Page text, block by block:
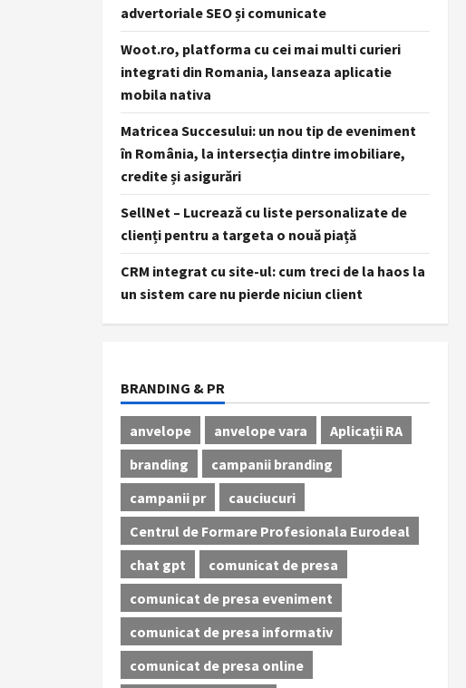
advertoriale SEO și comunicate
Woot.ro, platforma cu cei mai multi curieri
integrati din Romania, lanseaza aplicatie
mobila nativa
Matricea Succesului: un nou tip de eveniment
în România, la intersecția dintre imobiliare,
credite și asigurări
SellNet – Lucrează cu liste personalizate de
clienți pentru a targeta o nouă piață
CRM integrat cu site-ul: cum treci de la haos la
un sistem care nu pierde niciun client
BRANDING & PR
anvelope anvelope vara
Aplicații RA
branding
campanii branding
campanii pr
cauciucuri
Centrul de Formare Profesionala Eurodeal
chat gpt
comunicat de presa
comunicat de presa eveniment
comunicat de presa informativ
comunicat de presa online